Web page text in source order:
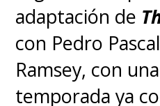
adaptación de
con Pedro
Ramsey, con
temporada ya